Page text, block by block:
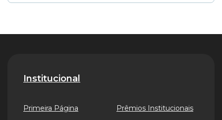
Institucional
Primeira Página Prêmios Institucionais